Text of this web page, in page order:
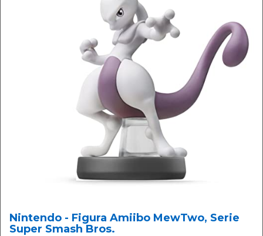
Nintendo - Figura Amiibo MewTwo, Serie
Super Smash Bros.